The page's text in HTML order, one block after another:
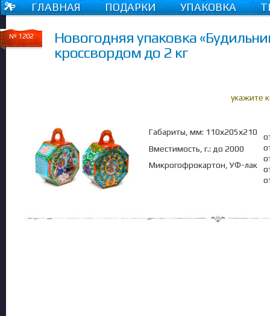
ГЛАВНАЯ ПОДАРКИ УПАКОВКА
№ 1202
Новогодняя упаковка
кроссвордом до 2 кг
укажите
Габариты, мм: 110х205х210
Вместимость, г.: до 2000
Микрогофрокартон, УФ-лак